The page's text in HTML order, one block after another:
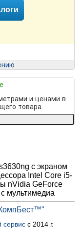
и ценами в
товара
с экраном
Intel Core i5-
nVidia GeForce
мультимедиа
сервис с 2014 г.